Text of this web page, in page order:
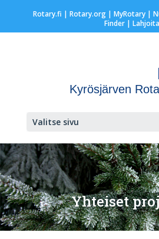
Rotary.fi | Rotary.org| MyRotary |
Finder| Lahjoita
Kyrösjärven
Valitse sivu
Yhteiset